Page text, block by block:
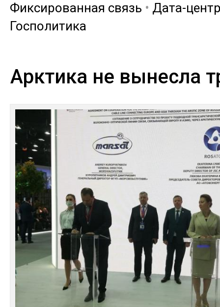
Фиксированная связь • Дата-
Госполитика
Арктика не вынесла